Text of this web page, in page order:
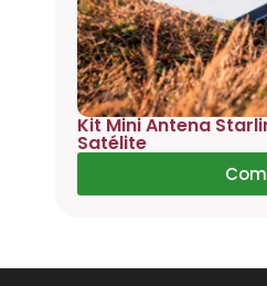
Kit Mini Antena
Satélite